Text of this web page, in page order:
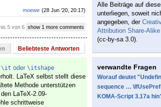
(28 Jun '20, 20:17)
moewe
5 von 6 show 1 more comments
Beliebteste Antworten
\it oder \itshape
LaTeX selbst stellt diese
Methode unterstützen
LaTeX-2.09-
schrittweise
Alle Beiträge auf
unterliegen, soweit
angegeben, der
Attribution Share-
(cc-by-sa 3.0).
verwandte Fragen
Worauf deutet
sequence …
KOMA-Script 3.17a